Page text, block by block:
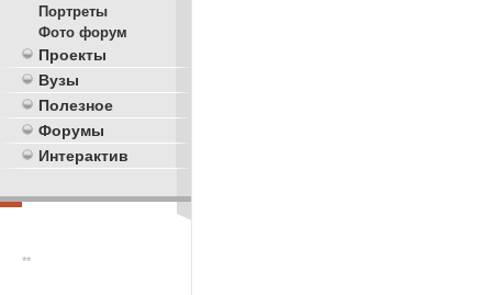
Портреты
Фото форум
Проекты
Вузы
Полезное
Форумы
Интерактив
**